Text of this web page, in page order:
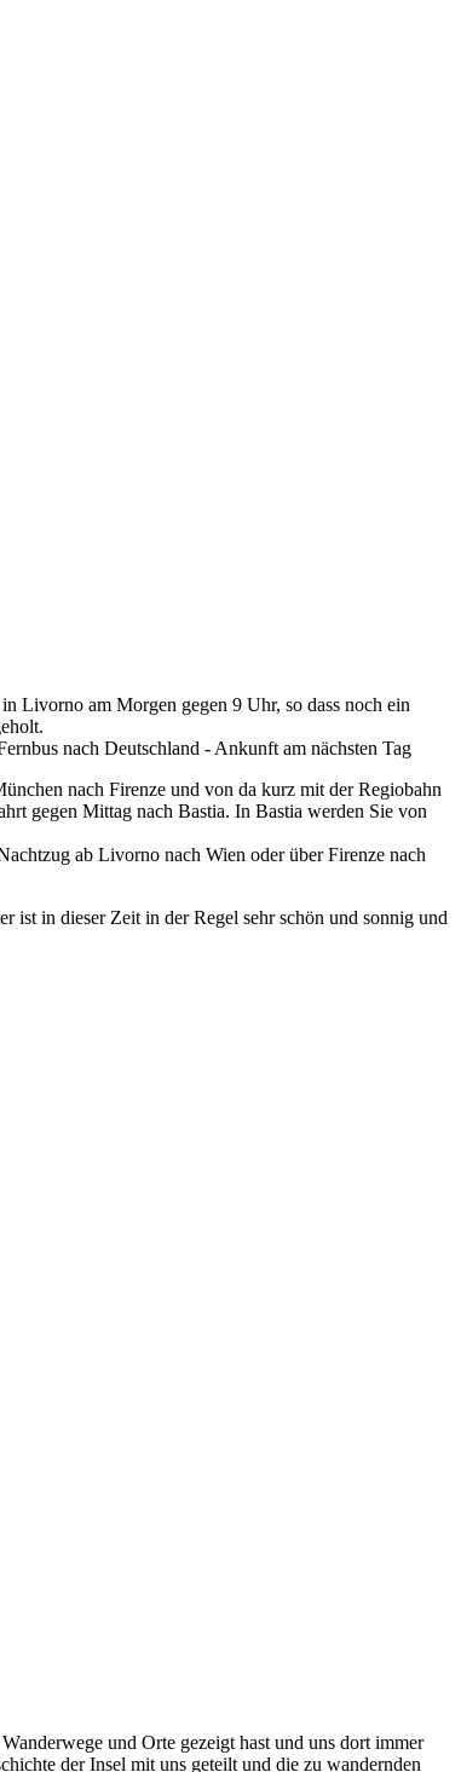
Livorno am Morgen gegen 9 Uhr, so dass noch ein
nach Deutschland - Ankunft am nächsten Tag
nach Firenze und von da kurz mit der Regiobahn
gegen Mittag nach Bastia. In Bastia werden Sie von
ab Livorno nach Wien oder über Firenze nach
ist in dieser Zeit in der Regel sehr schön und sonnig und
und Orte gezeigt hast und uns dort immer
der Insel mit uns geteilt und die zu wandernden